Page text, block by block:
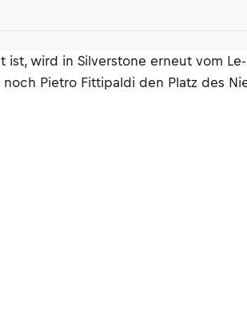
wird in Silverstone erneut vom
Pietro Fittipaldi den Platz des